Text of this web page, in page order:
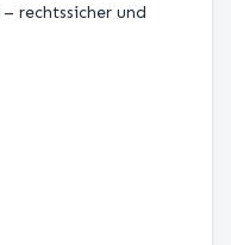
rechtssicher und